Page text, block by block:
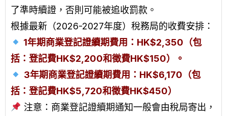
了準時續證，否則可能被追收罰款。
根據最新（2026-2027年度）稅務局的收費安排：
1年期商業登記證續期費用：HK$2,350（包
括：登記費HK$2,200和徵費HK$150）。
3年期商業登記證續期費用：HK$6,170（包
括：登記費HK$5,720和徵費HK$450）
注意： 商業登記證續期通知一般會由稅局寄出，